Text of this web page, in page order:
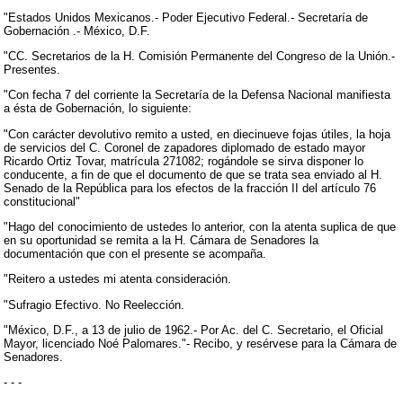
"Estados Unidos Mexicanos.- Poder Ejecutivo Federal.- Secretaría de
Gobernación .- México, D.F.
"CC. Secretarios de la H. Comisión Permanente del Congreso de la Unión.-
Presentes.
"Con fecha 7 del corriente la Secretaría de la Defensa Nacional manifiesta
a ésta de Gobernación, lo siguiente:
"Con carácter devolutivo remito a usted, en diecinueve fojas útiles, la hoja
de servicios del C. Coronel de zapadores diplomado de estado mayor
Ricardo Ortiz Tovar, matrícula 271082; rogándole se sirva disponer lo
conducente, a fin de que el documento de que se trata sea enviado al H.
Senado de la República para los efectos de la fracción II del artículo 76
constitucional"
"Hago del conocimiento de ustedes lo anterior, con la atenta suplica de que
en su oportunidad se remita a la H. Cámara de Senadores la
documentación que con el presente se acompaña.
"Reitero a ustedes mi atenta consideración.
"Sufragio Efectivo. No Reelección.
"México, D.F., a 13 de julio de 1962.- Por Ac. del C. Secretario, el Oficial
Mayor, licenciado Noé Palomares."- Recibo, y resérvese para la Cámara de
Senadores.
- - -